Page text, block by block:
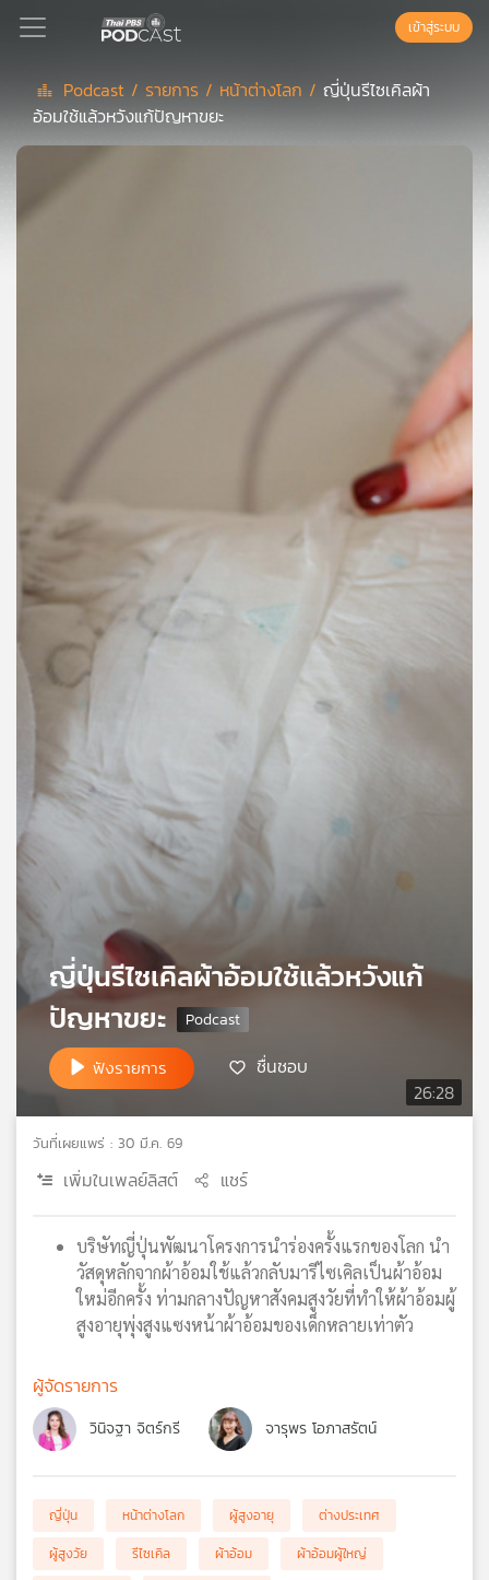
Podcast
ย์
เพลง
บทความ
กิจกรรม
กับ
เรา
เครือ
บี
เอส
เข้าสู่ระบบ
Podcast / รายการ / หน้าต่างโลก / ญี่ปุ่นรีไซเคิลผ้า
อ้อมใช้แล้วหวังแก้ปัญหาขยะ
26:28
ญี่ปุ่นรีไซเคิลผ้าอ้อมใช้แล้วหวังแก้
ปัญหาขยะ
ฟังรายการ ชื่นชอบ
วันที่เผยแพร่ : 30 มี.ค. 69
เพิ่มในเพลย์ลิสต์ แชร์
บริษัทญี่ปุ่นพัฒนาโครงการนำร่องครั้งแรกของโลก นำ
วัสดุหลักจากผ้าอ้อมใช้แล้วกลับมารีไซเคิลเป็นผ้าอ้อม
ใหม่อีกครั้ง ท่ามกลางปัญหาสังคมสูงวัยที่ทำให้ผ้าอ้อมผู้
สูงอายุพุ่งสูงแซงหน้าผ้าอ้อมของเด็กหลายเท่าตัว
ผู้จัดรายการ
วินิจฐา จิตร์กรี จารุพร โอภาสรัตน์
ญี่ปุ่น หน้าต่างโลก ผู้สูงอายุ
ต่างประเทศ
ผู้สูงวัย
รีไซเคิล ผ้าอ้อม
ผ้าอ้อมผู้ใหญ่